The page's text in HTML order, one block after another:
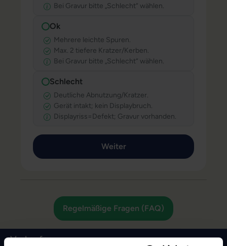
Bei Gravur bitte „Schlecht“ wählen.
Ok
Mehrere leichte Spuren.
Max. 2 tiefere Kratzer/Kerben.
Bei Gravur bitte „Schlecht“ wählen.
Schlecht
Deutliche Abnutzung/Kratzer.
Gerät intakt; kein Displaybruch.
Displayriss=Defekt; Gravur vorhanden.
Regelmäßige Fragen (FAQ)
Verkaufen